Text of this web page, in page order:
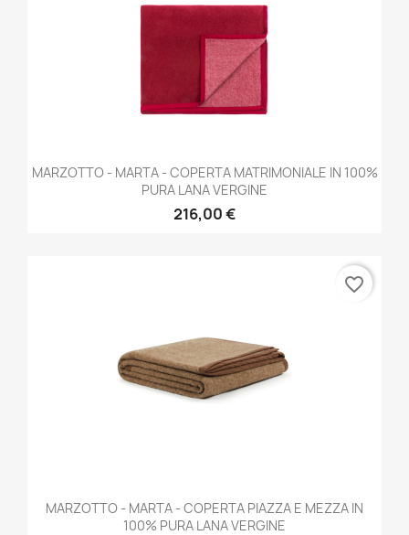
MARZOTTO - MARTA - COPERTA MATRIMONIALE IN 100%
PURA LANA VERGINE
216,00 €
MARZOTTO - MARTA - COPERTA PIAZZA E MEZZA IN
100% PURA LANA VERGINE
favorite_border